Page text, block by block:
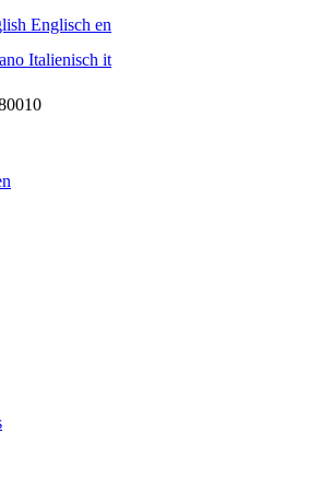
Englisch en
Italienisch it